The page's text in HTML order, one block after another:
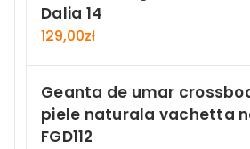
Dalia 14
129,00zł
Geanta de umar
piele naturala vachetta
FGD112